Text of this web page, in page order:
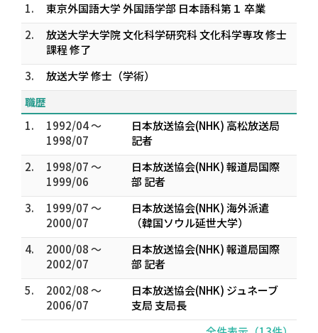
1.
東京外国語大学 外国語学部 日本語科第１ 卒業
2.
放送大学大学院 文化科学研究科 文化科学専攻 修士
課程 修了
3.
放送大学 修士（学術）
職歴
1.
1992/04 ～
1998/07
日本放送協会(NHK) 高松放送局
記者
2.
1998/07 ～
1999/06
日本放送協会(NHK) 報道局国際
部 記者
3.
1999/07 ～
2000/07
日本放送協会(NHK) 海外派遣
（韓国ソウル延世大学）
4.
2000/08 ～
2002/07
日本放送協会(NHK) 報道局国際
部 記者
5.
2002/08 ～
2006/07
日本放送協会(NHK) ジュネーブ
支局 支局長